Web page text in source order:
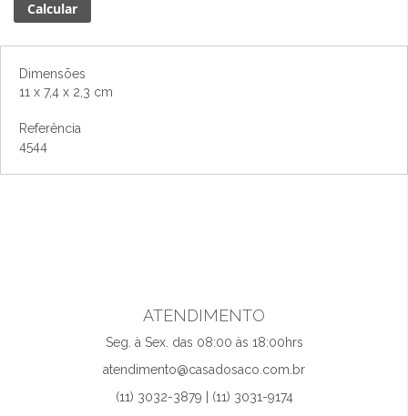
Dimensões
11 x 7,4 x 2,3 cm
Referência
4544
ATENDIMENTO
Seg. à Sex. das 08:00 às 18:00hrs
atendimento@casadosaco.com.br
(11) 3032-3879 | (11) 3031-9174